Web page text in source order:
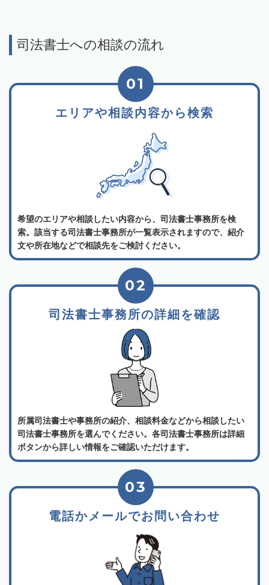
司法書士への相談の流れ
エリアや相談内容から検索
01
希望のエリアや相談したい内容から、司法書士事務所を検
索。該当する司法書士事務所が一覧表示されますので、紹介
文や所在地などで相談先をご検討ください。
司法書士事務所の詳細を確認
02
所属司法書士や事務所の紹介、相談料金などから相談したい
司法書士事務所を選んでください。各司法書士事務所は詳細
ボタンから詳しい情報をご確認いただけます。
電話かメールでお問い合わせ
03